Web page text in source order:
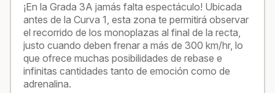
¡En la Grada 3A jamás falta espectáculo! Ubicada
antes de la Curva 1, esta zona te permitirá observar
el recorrido de los monoplazas al final de la recta,
justo cuando deben frenar a más de 300 km/hr, lo
que ofrece muchas posibilidades de rebase e
infinitas cantidades tanto de emoción como de
adrenalina.